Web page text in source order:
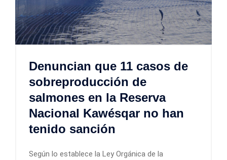
Denuncian que 11 casos de
sobreproducción de
salmones en la Reserva
Nacional Kawésqar no han
tenido sanción
Según lo establece la Ley Orgánica de la